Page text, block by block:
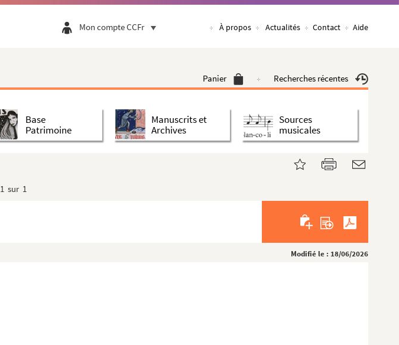
Mon compte CCFr À propos Actualités Contact Aide
Panier Recherches récentes
Base
Patrimoine
Manuscrits et
Archives
Sources
musicales
1 sur 1
Modifié le : 18/06/2026